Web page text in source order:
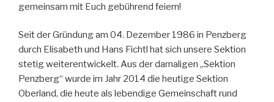
gemeinsam mit Euch gebührend feiern!
Seit der Gründung am 04. Dezember 1986 in Penzberg
durch Elisabeth und Hans Fichtl hat sich unsere Sektion
stetig weiterentwickelt. Aus der damaligen „Sektion
Penzberg“ wurde im Jahr 2014 die heutige Sektion
Oberland, die heute als lebendige Gemeinschaft rund